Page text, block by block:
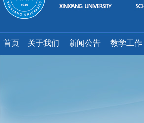
首页 关于我们 新闻公告 教学工作